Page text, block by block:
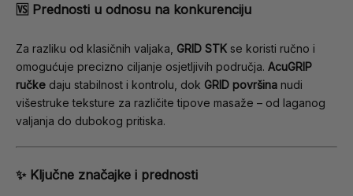
🆚 Prednosti u odnosu na konkurenciju
Za razliku od klasičnih valjaka, GRID STK se koristi ručno i
omogućuje precizno ciljanje osjetljivih područja. AcuGRIP
ručke daju stabilnost i kontrolu, dok GRID površina nudi
višestruke teksture za različite tipove masaže – od laganog
valjanja do dubokog pritiska.
✨ Ključne značajke i prednosti